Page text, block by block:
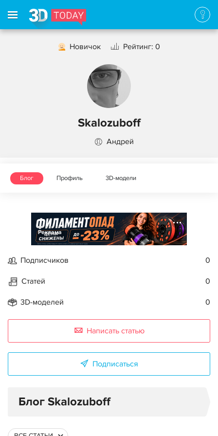
Новичок Рейтинг: 0
Skalozuboff
Андрей
Блог Профиль 3D-модели
Реклама
Подписчиков 0
Статей 0
3D-моделей 0
Написать статью
Подписаться
Блог Skalozuboff